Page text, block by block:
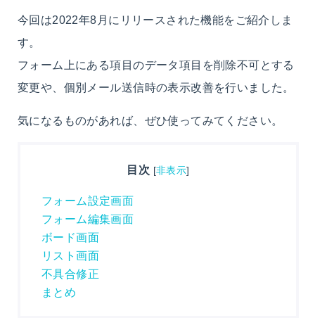
今回は2022年8月にリリースされた機能をご紹介しま
す。
フォーム上にある項目のデータ項目を削除不可とする
変更や、個別メール送信時の表示改善を行いました。
気になるものがあれば、ぜひ使ってみてください。
目次 [非表示]
フォーム設定画面
フォーム編集画面
ボード画面
リスト画面
不具合修正
まとめ